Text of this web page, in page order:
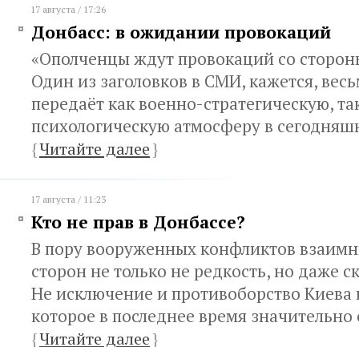
17 августа / 17:26
Донбасс: в ожидании провокаций
«Ополченцы ждут провокаций со
Один из заголовков в СМИ, кажется,
передаёт как военно-стратегическую,
психологическую атмосферу в
{Читайте далее}
17 августа / 11:23
Кто не прав в Донбассе?
В пору вооруженных конфликтов
сторон не только не редкость, но даже
Не исключение и противоборство Киева
которое в последнее время значительно
{Читайте далее}